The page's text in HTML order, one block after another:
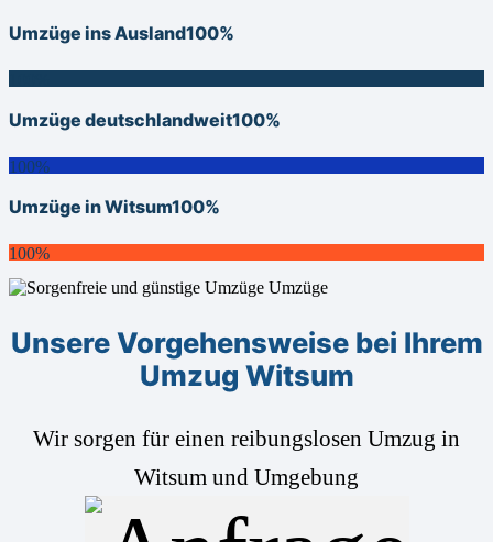
Umzüge ins Ausland100%
Umzüge deutschlandweit100%
100%
Umzüge in Witsum100%
100%
Unsere Vorgehensweise bei Ihrem
Umzug Witsum
Wir sorgen für einen reibungslosen Umzug in
Witsum und Umgebung